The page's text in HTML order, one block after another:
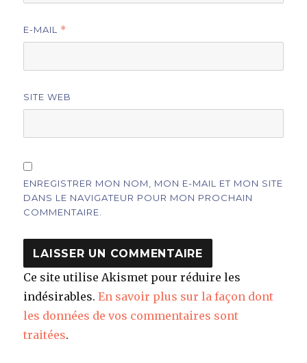
E-MAIL *
SITE WEB
ENREGISTRER MON NOM, MON E-MAIL ET MON SITE
DANS LE NAVIGATEUR POUR MON PROCHAIN
COMMENTAIRE.
Ce site utilise Akismet pour réduire les
indésirables.En savoir plus sur la façon dont
les données de vos commentaires sont
traitées.